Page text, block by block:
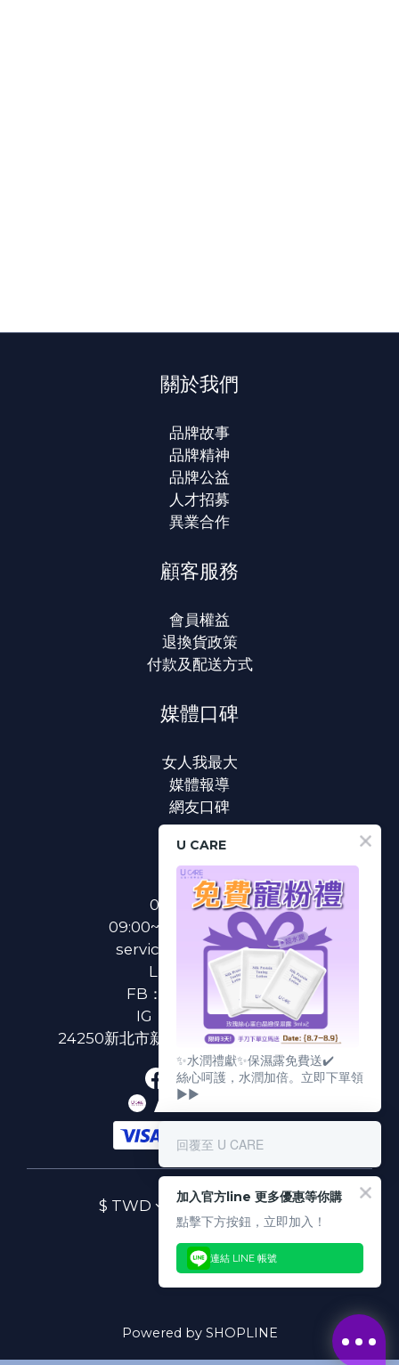
關於我們
品牌故事
品牌精神
品牌公益
人才招募
異業合作
顧客服務
會員權益
退換貨政策
付款及配送方式
媒體口碑
女人我最大
媒體報導
網友口碑
聯絡我們
0800-233-233
09:00~18:00(國定假日除外)
service@u-care.com.tw
LINE：
@ucare
FB：
U CARE 美麗粉專
IG：
ucare.tw2002
24250新北市新莊區新北大道二段312號3樓
$ TWD 繁體中文
Powered by SHOPLINE
U CARE
✨水潤禮獻✨保濕露免費送✔️
絲心呵護，水潤加倍。立即下單領
▶▶
回覆至 U CARE
加入官方line 更多優惠等你購
點擊下方按鈕，立即加入！
連結 LINE 帳號